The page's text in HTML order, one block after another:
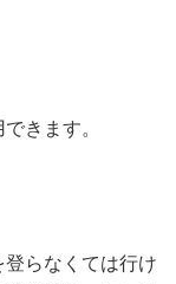
きます。
らなくては行け